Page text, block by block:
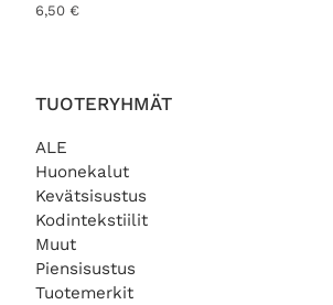
TUOTERYHMÄT
ALE
Huonekalut
Kevätsisustus
Kodintekstiilit
Muut
Piensisustus
Tuotemerkit
6,50 €